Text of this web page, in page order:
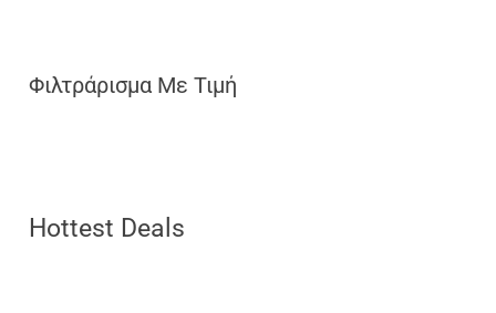
Φιλτράρισμα Με Τιμή
Hottest Deals